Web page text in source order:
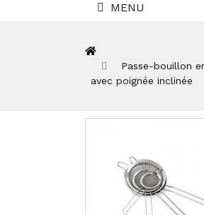
MENU
Passe-bouillon
avec poignée inclinée